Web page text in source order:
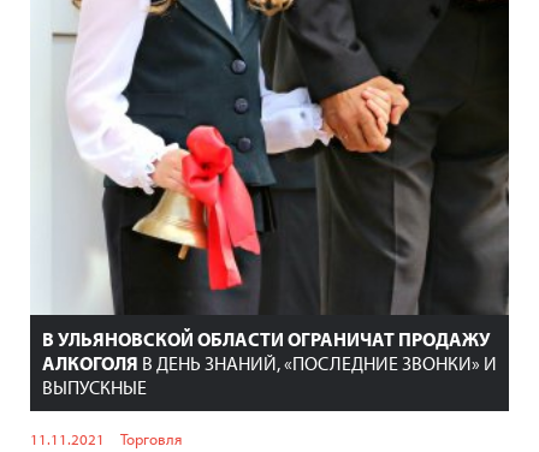
В УЛЬЯНОВСКОЙ ОБЛАСТИ ОГРАНИЧАТ ПРОДАЖУ
АЛКОГОЛЯ В ДЕНЬ ЗНАНИЙ, «ПОСЛЕДНИЕ ЗВОНКИ» И
ВЫПУСКНЫЕ
11.11.2021 Торговля